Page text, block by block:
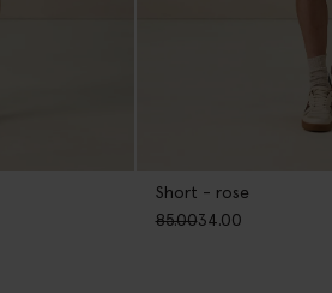
Short - rose
85.0034.00